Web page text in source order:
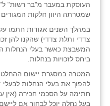
שמטרתה היוון חלקות המגורים
במהלך השנים אגודות חתמו
צדדי ותלת צדדי) שהקנו להן
המשבצת כאשר בעלי הנחלות
ביחס לזכויות בנחלות.
המטרה במסגרת יישום
להפוך את בעלי הנחלות לבעלי
חתימה על הסכמי חכירה (אין
בעל נחלה יוכל לבחור אם
שדמה
שכניה
תלמי יוסף
בוסתן הגליל